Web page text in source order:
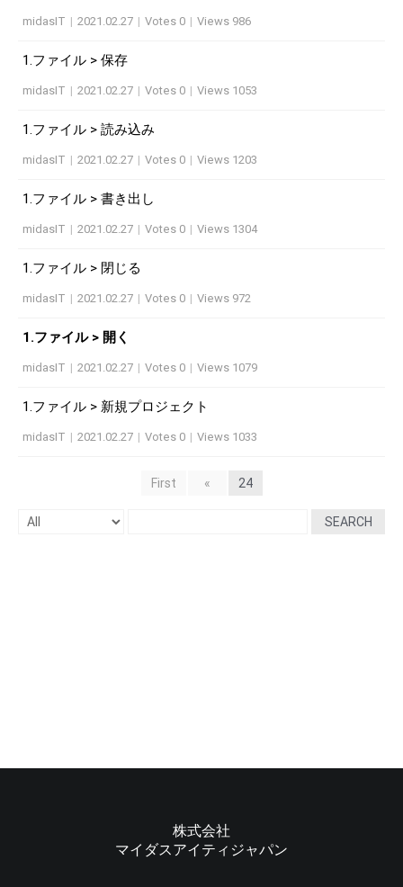
midasIT | 2021.02.27 | Votes 0 | Views 986
1.ファイル > 保存
midasIT | 2021.02.27 | Votes 0 | Views 1053
1.ファイル > 読み込み
midasIT | 2021.02.27 | Votes 0 | Views 1203
1.ファイル > 書き出し
midasIT | 2021.02.27 | Votes 0 | Views 1304
1.ファイル > 閉じる
midasIT | 2021.02.27 | Votes 0 | Views 972
1.ファイル > 開く
midasIT | 2021.02.27 | Votes 0 | Views 1079
1.ファイル > 新規プロジェクト
midasIT | 2021.02.27 | Votes 0 | Views 1033
First « 24
SEARCH
株式会社
マイダスアイティジャパン